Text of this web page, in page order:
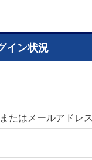
イン状況
たはメールアドレス